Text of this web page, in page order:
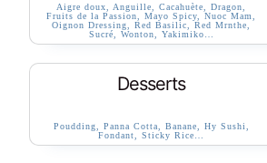
Aigre doux, Anguille, Cacahuète, Dragon,
Fruits de la Passion, Mayo Spicy, Nuoc Mam,
Oignon Dressing, Red Basilic, Red Mrnthe,
Sucré, Wonton, Yakimiko…
Desserts
Poudding, Panna Cotta, Banane, Hy Sushi,
Fondant, Sticky Rice…